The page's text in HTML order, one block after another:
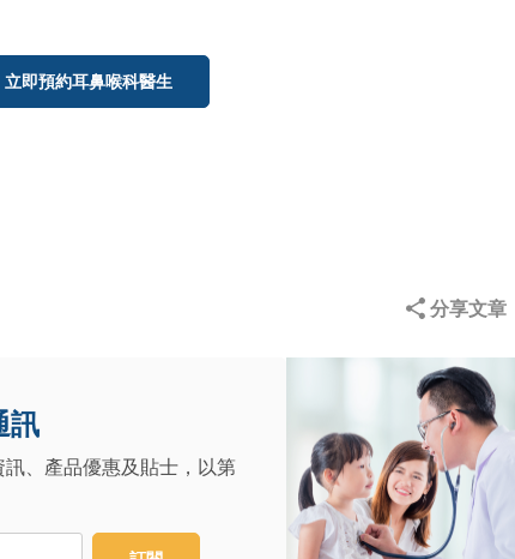
立即預約耳鼻喉科醫生
分享文章
訊
、產品優惠及貼士，以第